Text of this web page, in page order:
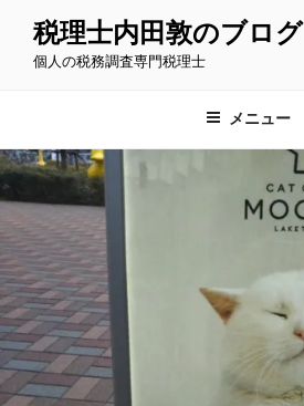
ス
キ
ッ
税理士内田敦のブログ
個人の税務調査専門税理士
メニュー